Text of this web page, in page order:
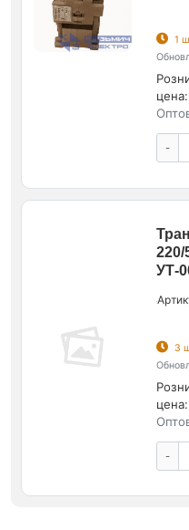
1
цена:
-
УТ-
3
цена:
-